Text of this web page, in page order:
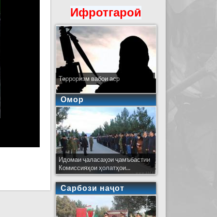
Ифротгароӣ
Терроризм вабои аср
Омор
Идомаи ҷаласаҳои ҷамъбастии
Комиссияҳои ҳолатҳои...
Сарбози наҷот